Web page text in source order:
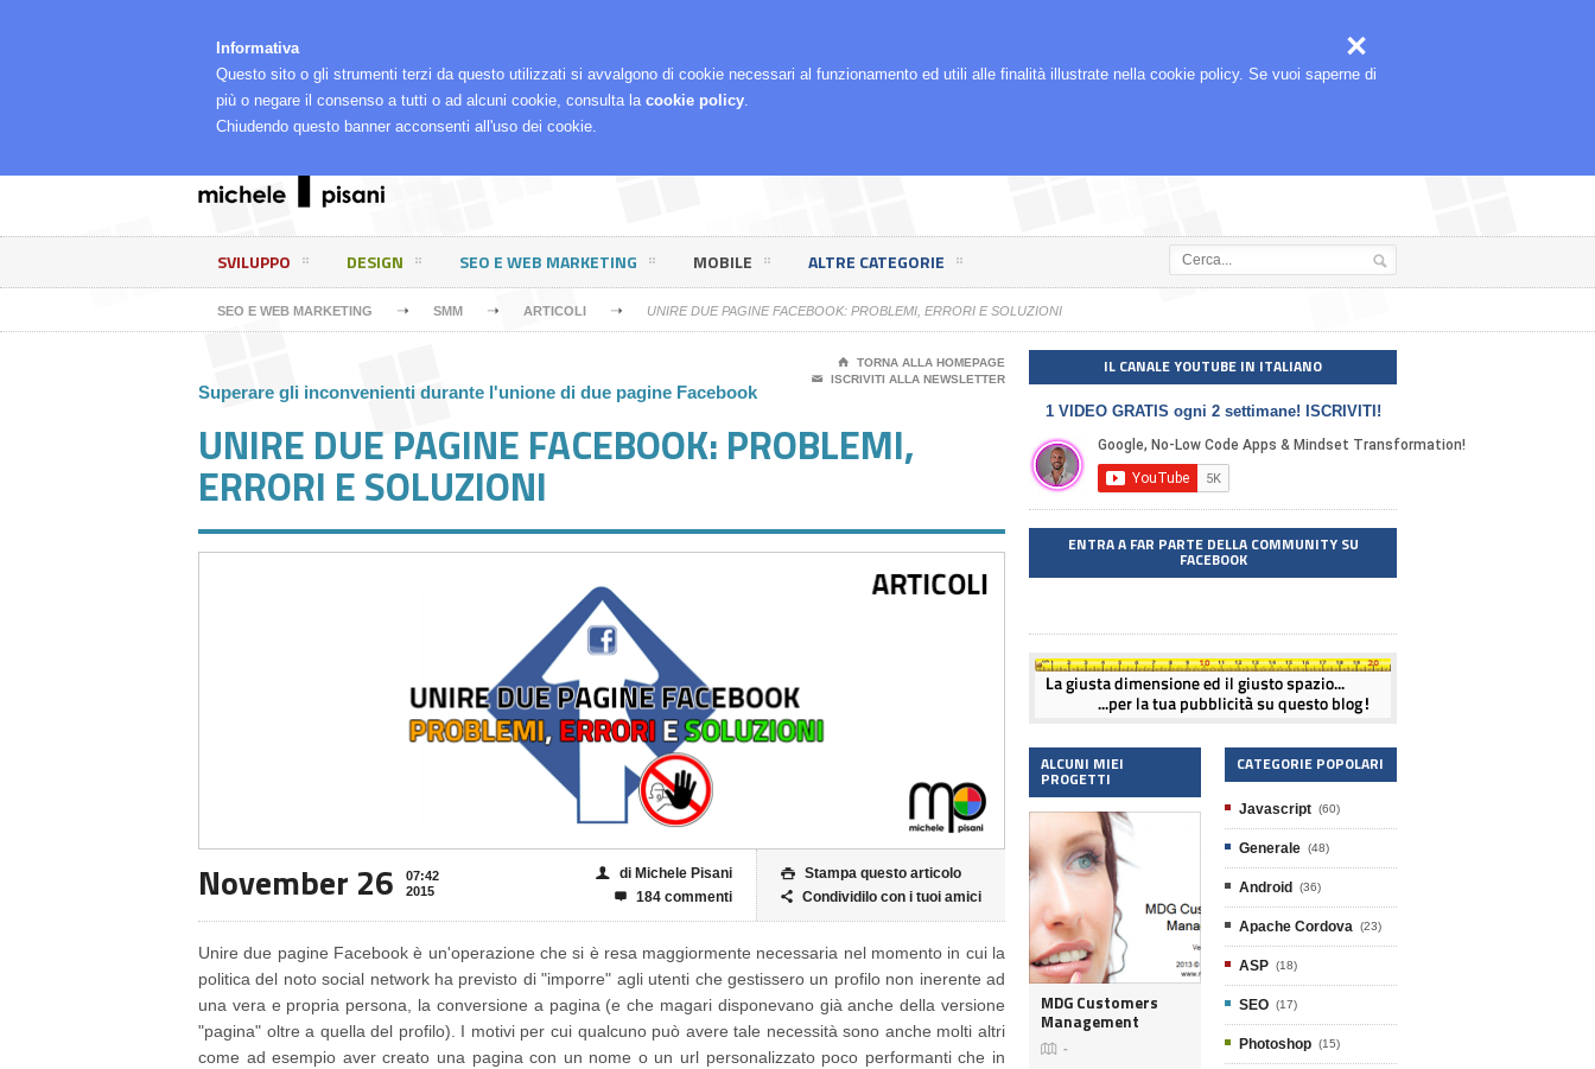
Informativa
Questo sito o gli strumenti terzi da questo utilizzati si avvalgono di cookie necessari al funzionamento ed utili alle finalità illustrate nella cookie policy. Se vuoi saperne di
più o negare il consenso a tutti o ad alcuni cookie, consulta la cookie policy.
Chiudendo questo banner acconsenti all'uso dei cookie.
SVILUPPO DESIGN SEO E WEB MARKETING MOBILE ALTRE CATEGORIE
SEO E WEB MARKETING ➝ SMM ➝ ARTICOLI ➝ UNIRE DUE PAGINE FACEBOOK: PROBLEMI, ERRORI E SOLUZIONI
⌂
TORNA ALLA HOMEPAGE
✉
ISCRIVITI ALLA NEWSLETTER
Superare gli inconvenienti durante l'unione di due pagine Facebook
UNIRE DUE PAGINE FACEBOOK: PROBLEMI,
ERRORI E SOLUZIONI
November 26
07:42
2015
 Stampa questo articolo
 Condividilo con i tuoi amici
👤 di Michele Pisani
 184 commenti
Unire due pagine Facebook è un'operazione che si è resa maggiormente necessaria nel momento in cui la
politica del noto social network ha previsto di "imporre" agli utenti che gestissero un profilo non inerente ad
una vera e propria persona, la conversione a pagina (e che magari disponevano già anche della versione
"pagina" oltre a quella del profilo). I motivi per cui qualcuno può avere tale necessità sono anche molti altri
come ad esempio aver creato una pagina con un nome o un url personalizzato poco performanti che in
IL CANALE YOUTUBE IN ITALIANO
1 VIDEO GRATIS ogni 2 settimane! ISCRIVITI!
ENTRA A FAR PARTE DELLA COMMUNITY SU
FACEBOOK
ALCUNI MIEI
PROGETTI
MDG Customers
Management
 -
CATEGORIE POPOLARI
Javascript (60)
Generale (48)
Android (36)
Apache Cordova (23)
ASP (18)
SEO (17)
Photoshop (15)